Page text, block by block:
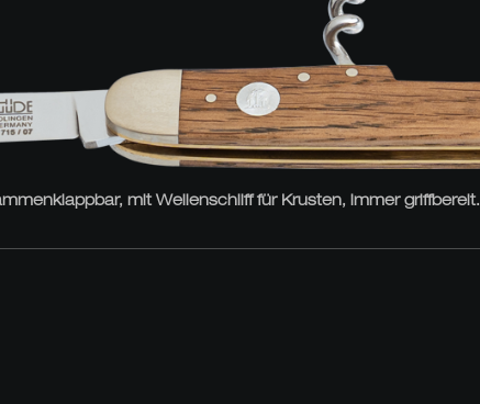
mit Wellenschliff für Krusten, immer griffbereit.